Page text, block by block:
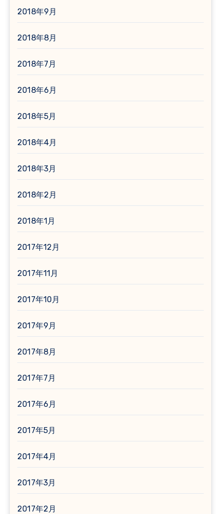
2018年9月
2018年8月
2018年7月
2018年6月
2018年5月
2018年4月
2018年3月
2018年2月
2018年1月
2017年12月
2017年11月
2017年10月
2017年9月
2017年8月
2017年7月
2017年6月
2017年5月
2017年4月
2017年3月
2017年2月